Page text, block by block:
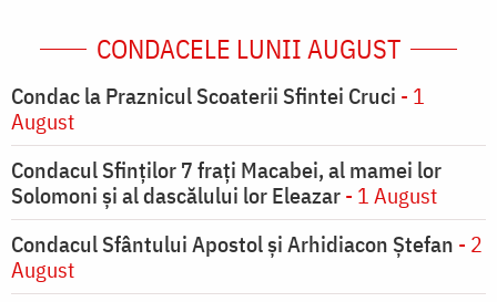
CONDACELE LUNII AUGUST
Condac la Praznicul Scoaterii Sfintei Cruci - 1
August
Condacul Sfinţilor 7 fraţi Macabei, al mamei lor
Solomoni şi al dascălului lor Eleazar- 1 August
Condacul Sfântului Apostol și Arhidiacon Ștefan - 2
August